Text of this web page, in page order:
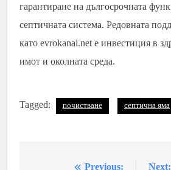
гарантиране на дългосрочната
септичната система. Редовната
като evrokanal.net е инвестиция в
имот и околната среда.
Tagged: почистване септична яма
Previous: Next: